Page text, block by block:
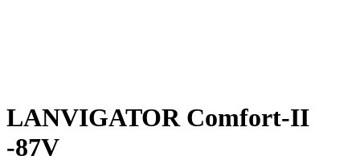
LANVIGATOR Comfort-II
-87V